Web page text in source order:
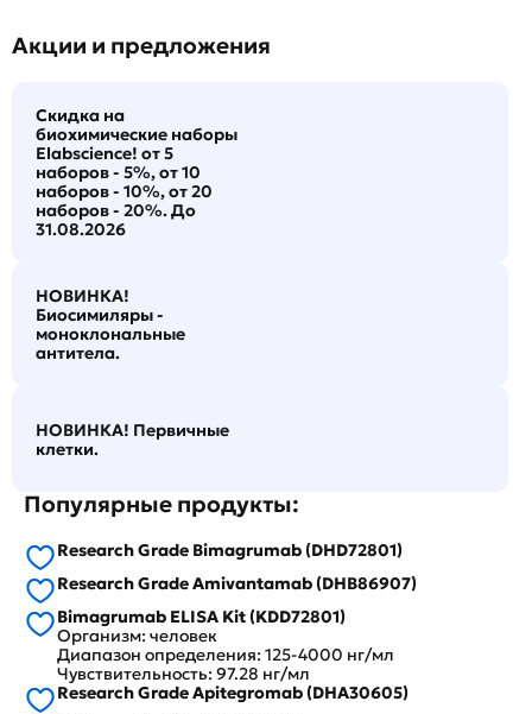
Акции и предложения
Скидка на
биохимические наборы
Elabscience! от 5
наборов - 5%, от 10
наборов - 10%, от 20
наборов - 20%. До
31.08.2026
НОВИНКА!
Биосимиляры -
моноклональные
антитела.
НОВИНКА! Первичные
клетки.
Популярные продукты:
Research Grade Bimagrumab (DHD72801)
Research Grade Amivantamab (DHB86907)
Bimagrumab ELISA Kit (KDD72801)
Организм: человек
Диапазон определения: 125-4000 нг/мл
Чувствительность: 97.28 нг/мл
Research Grade Apitegromab (DHA30605)